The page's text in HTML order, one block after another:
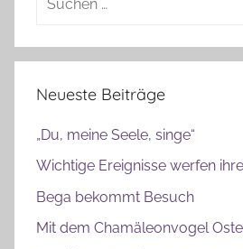
Neueste Beiträge
„Du, meine Seele, singe“
Wichtige Ereignisse werfen
Bega bekommt Besuch
Mit dem Chamäleonvogel